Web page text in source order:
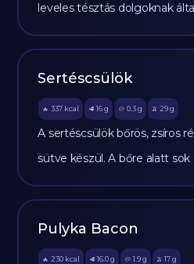
leveles tésztás dolgoknak
Sertéscsülök
🔥 337 kcal 🥩 16 g 🥔 0.3g 🫒 29 g
A sertéscsülök bőrös, zsíros
sütve készül. A bőre alatt sok
Pulyka Bacon
🔥 230 kcal 🥩 16.0 g 🥔 1.9g 🫒 17 g